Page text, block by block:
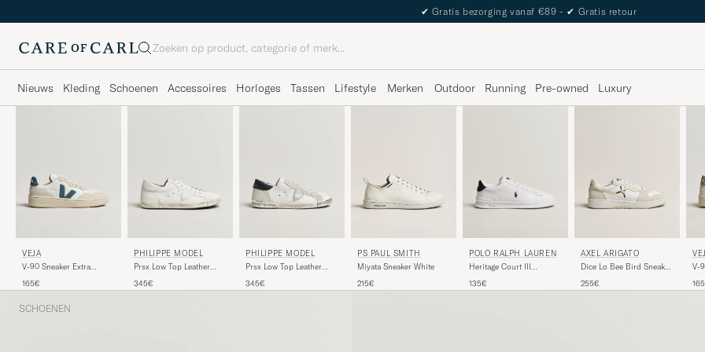
The Care of Carl Passport
Zoeken
Nieuws Kleding Schoenen Accessoires Horloges Tassen Lifestyle Merken Outdoor Running Pre-owned Luxury
VEJA
V-90 Sneaker Extra
165€
PHILIPPE MODEL
Prsx Low Top Leather
345€
PHILIPPE MODEL
Prsx Low Top Leather
345€
PS PAUL SMITH
Miyata Sneaker White
215€
POLO RALPH LAUREN
Heritage Court III
135€
AXEL ARIGATO
Dice Lo Bee Bird Sneaker
255€
V-
SCHOENEN